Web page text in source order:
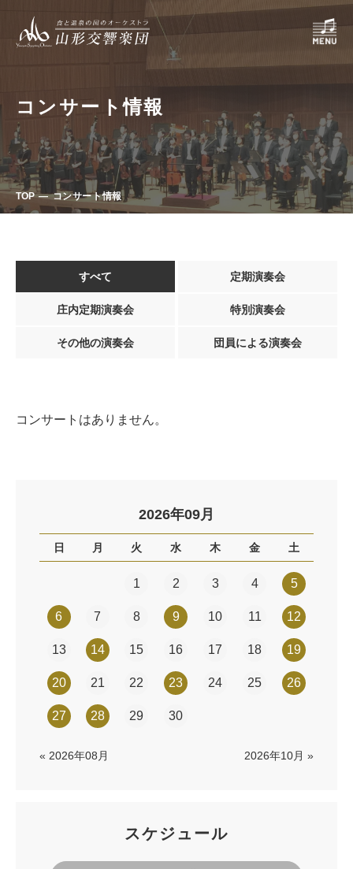
コンサート情報
TOP コンサート情報
すべて 定期演奏会
庄内定期演奏会 特別演奏会
その他の演奏会 団員による演奏会
コンサートはありません。
2026年09月
日 月 火 水 木 金 土
1 2 3 4 5
6 7 8 9 10 11 12
13 14 15 16 17 18 19
20 21 22 23 24 25 26
27 28 29 30
« 2026年08月 2026年10月 »
スケジュール